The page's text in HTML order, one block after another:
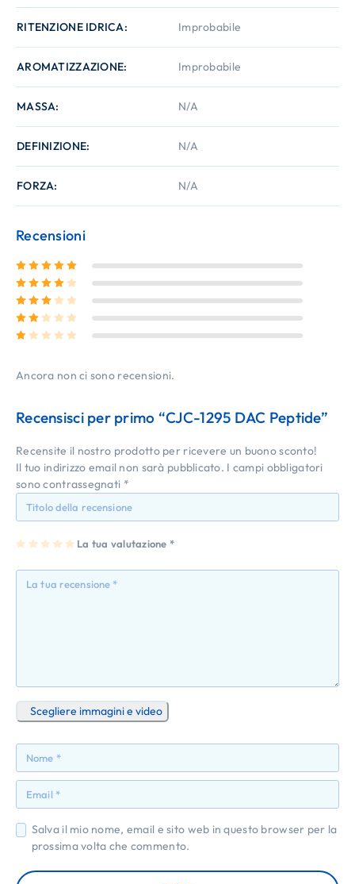
RITENZIONE IDRICA Improbabile
AROMATIZZAZIONE Improbabile
MASSA N/A
DEFINIZIONE N/A
FORZA N/A
Recensioni
Valutato5su 5
Valutato4su 5
Valutato3su 5
Valutato
2su 5
Valutato1 su 5
Ancora non ci sono recensioni.
Recensisci per primo “CJC-1295 DAC Peptide”
Recensite il nostro prodotto per ricevere un buono sconto!
Il tuo indirizzo email non sarà pubblicato. I campi obbligatori
sono contrassegnati *
La tua valutazione *
1
a
2
e
su
5
3
e
su
5
4
e
su
5
5
e
su
5
Scegliere immagini e video
Salva il mio nome, email e sito web in questo browser per la
prossima volta che commento.